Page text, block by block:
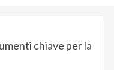
chiave per la